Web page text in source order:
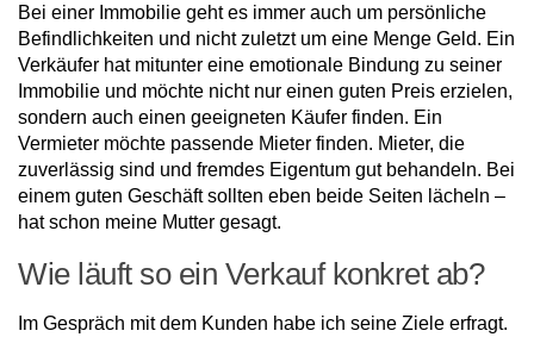
Bei einer Immobilie geht es immer auch um persönliche
Befindlichkeiten und nicht zu­letzt um eine Menge Geld. Ein
Verkäufer hat mitunter eine emotionale Bindung zu seiner
Immobilie und möchte nicht nur einen guten Preis erzielen,
sondern auch einen geeigneten Käufer finden. Ein
Vermieter möchte passende Mieter finden. Mieter, die
zuverlässig sind und fremdes Eigentum gut behan­deln. Bei
einem guten Geschäft sollten eben beide Seiten lä­cheln –
hat schon meine Mutter gesagt.
Wie läuft so ein Verkauf kon­kret ab?
Im Gespräch mit dem Kunden habe ich seine Ziele erfragt.